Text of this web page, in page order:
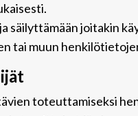
säilyttämään joitakin
tai muun
toteuttamiseksi